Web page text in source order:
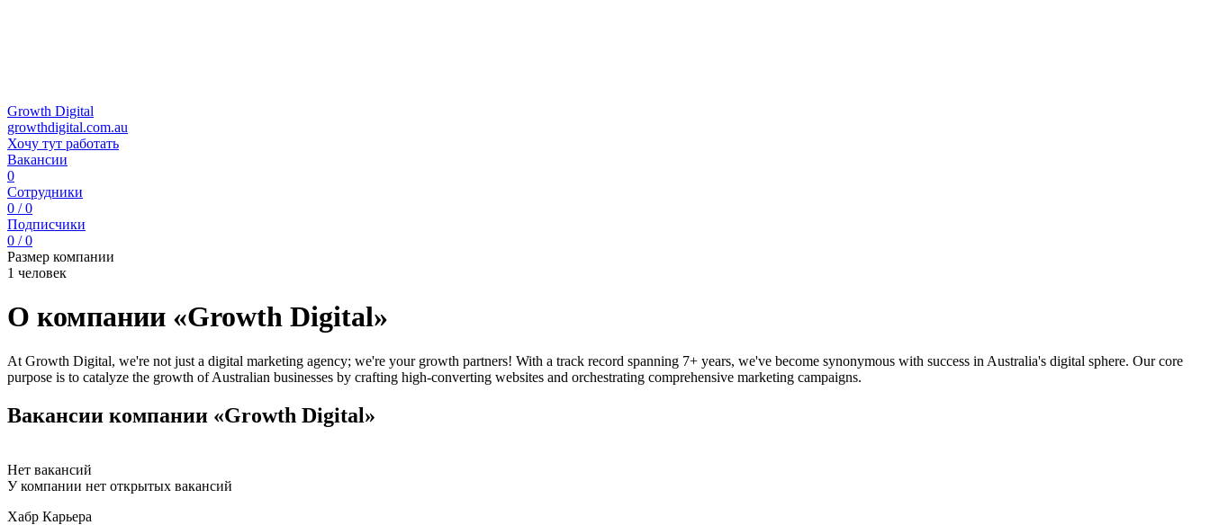
Growth Digital
growthdigital.com.au
Хочу тут работать
Вакансии
0
Сотрудники
0 / 0
Подписчики
0 / 0
Размер компании
1 человек
О компании «Growth Digital»
At Growth Digital, we're not just a digital marketing agency; we're your growth partners! With a track record spanning 7+ years, we've become synonymous with success in Australia's digital sphere. Our core
purpose is to catalyze the growth of Australian businesses by crafting high-converting websites and orchestrating comprehensive marketing campaigns.
Вакансии компании «Growth Digital»
Нет вакансий
У компании нет открытых вакансий
Хабр Карьера